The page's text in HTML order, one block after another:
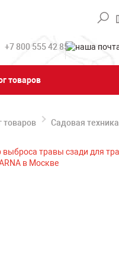
+7 800 555 42 85
товаров
товаров Садовая техника